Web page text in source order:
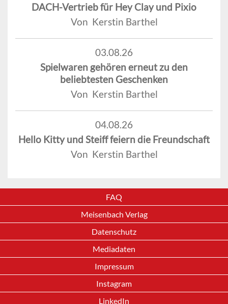
DACH-Vertrieb für Hey Clay und Pixio
Von Kerstin Barthel
03.08.26
Spielwaren gehören erneut zu den
beliebtesten Geschenken
Von Kerstin Barthel
04.08.26
Hello Kitty und Steiff feiern die Freundschaft
Von Kerstin Barthel
FAQ
Meisenbach Verlag
Datenschutz
Mediadaten
Impressum
Instagram
LinkedIn